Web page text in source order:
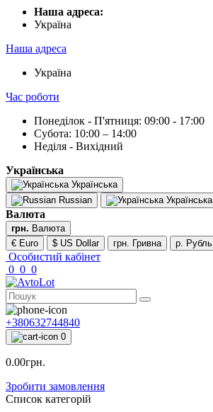
Наша адреса:
Українa
Наша адреса
Українa
Час роботи
Понеділок - П'ятниця: 09:00 - 17:00
Субота: 10:00 – 14:00
Неділя - Вихідний
Українська
Українська
Russian
Українська
Валюта
грн. Валюта
€ Euro
$ US Dollar грн. Гривна р. Рубль
Особистий кабінет
0 0 0
+380632744840
0
0.00грн.
Зробити замовлення
Список категорій